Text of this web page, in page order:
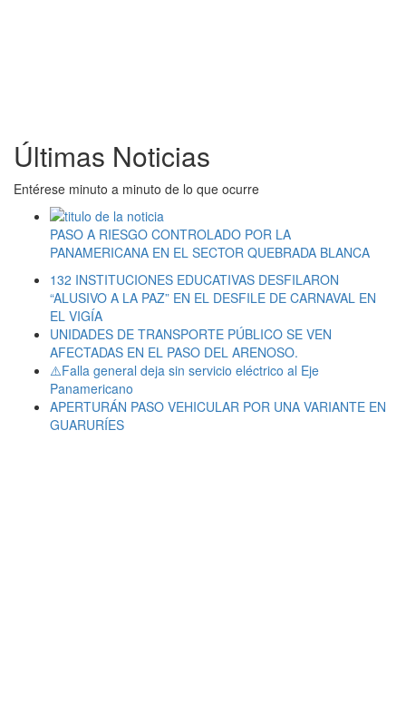
Últimas Noticias
Entérese minuto a minuto de lo que ocurre
PASO A RIESGO CONTROLADO POR LA
PANAMERICANA EN EL SECTOR QUEBRADA BLANCA
132 INSTITUCIONES EDUCATIVAS DESFILARON
“ALUSIVO A LA PAZ” EN EL DESFILE DE CARNAVAL EN
EL VIGÍA
UNIDADES DE TRANSPORTE PÚBLICO SE VEN
AFECTADAS EN EL PASO DEL ARENOSO.
⚠️Falla general deja sin servicio eléctrico al Eje
Panamericano
APERTURÁN PASO VEHICULAR POR UNA VARIANTE EN
GUARURÍES